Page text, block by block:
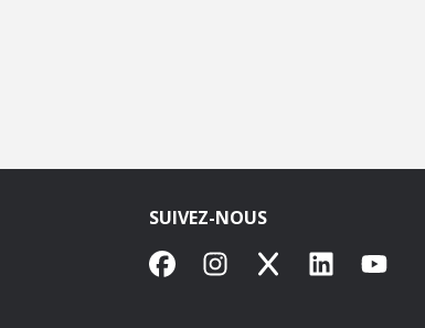
SUIVEZ-NOUS
FacebookInstagram
X LinkedInYouTube